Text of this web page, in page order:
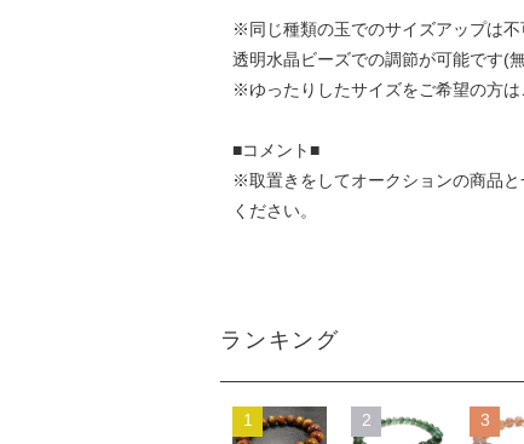
※同じ種類の玉でのサイズアップは不
透明水晶ビーズでの調節が可能です(
※ゆったりしたサイズをご希望の方は
■コメント■
※取置きをしてオークションの商品
ください。
ランキング
1 2 3